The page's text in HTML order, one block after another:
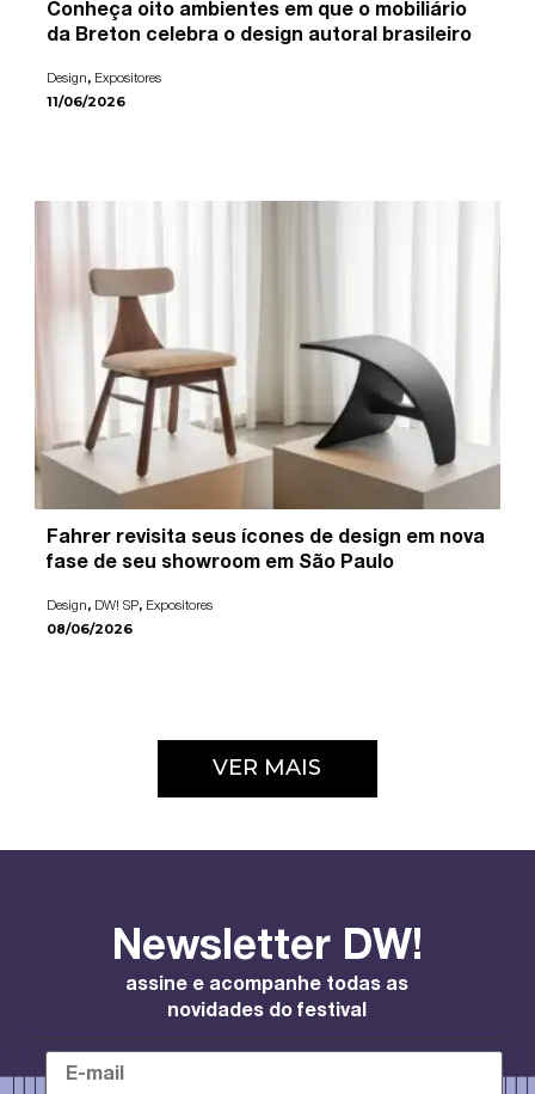
Conheça oito ambientes em que o mobiliário
da Breton celebra o design autoral brasileiro
Design, Expositores
11/06/2026
Fahrer revisita seus ícones de design em nova
fase de seu showroom em São Paulo
Design, DW! SP, Expositores
08/06/2026
VER MAIS
Newsletter DW!
assine e acompanhe todas as
novidades do festival